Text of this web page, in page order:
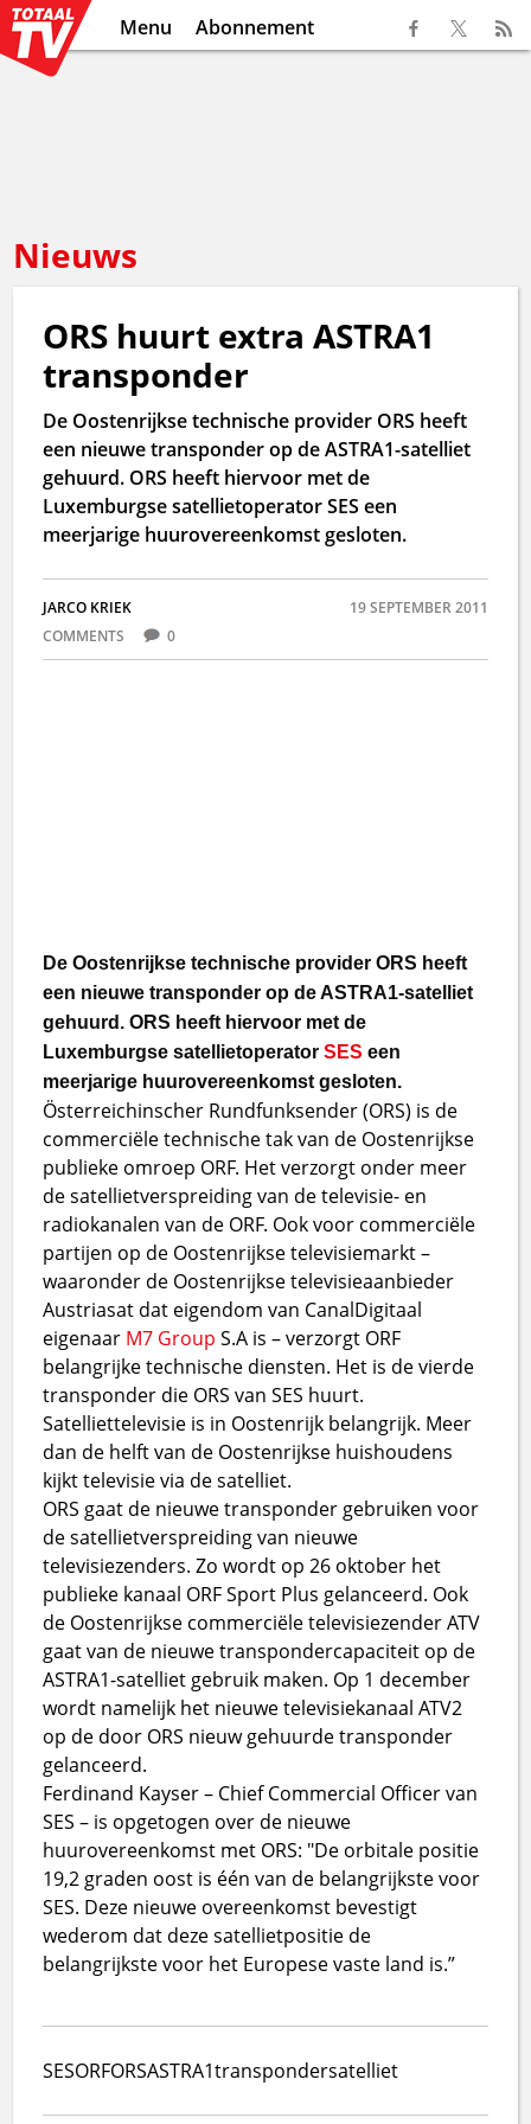
Menu Abonnement
Nieuws
ORS huurt extra ASTRA1
transponder
De Oostenrijkse technische provider ORS heeft
een nieuwe transponder op de ASTRA1-satelliet
gehuurd. ORS heeft hiervoor met de
Luxemburgse satellietoperator SES een
meerjarige huurovereenkomst gesloten.
JARCO KRIEK
19 SEPTEMBER 2011
COMMENTS
0
De Oostenrijkse technische provider ORS heeft
een nieuwe transponder op de ASTRA1-satelliet
gehuurd. ORS heeft hiervoor met de
Luxemburgse satellietoperatorSES een
meerjarige huurovereenkomst gesloten.
Österreichinscher Rundfunksender (ORS) is de
commerciële technische tak van de Oostenrijkse
publieke omroep ORF. Het verzorgt onder meer
de satellietverspreiding van de televisie- en
radiokanalen van de ORF. Ook voor commerciële
partijen op de Oostenrijkse televisiemarkt –
waaronder de Oostenrijkse televisieaanbieder
Austriasat dat eigendom van CanalDigitaal
eigenaar M7 Group S.A is – verzorgt ORF
belangrijke technische diensten. Het is de vierde
transponder die ORS van SES huurt.
Satelliettelevisie is in Oostenrijk belangrijk. Meer
dan de helft van de Oostenrijkse huishoudens
kijkt televisie via de satelliet.
ORS gaat de nieuwe transponder gebruiken voor
de satellietverspreiding van nieuwe
televisiezenders. Zo wordt op 26 oktober het
publieke kanaal ORF Sport Plus gelanceerd. Ook
de Oostenrijkse commerciële televisiezender ATV
gaat van de nieuwe transpondercapaciteit op de
ASTRA1-satelliet gebruik maken. Op 1 december
wordt namelijk het nieuwe televisiekanaal ATV2
op de door ORS nieuw gehuurde transponder
gelanceerd.
Ferdinand Kayser – Chief Commercial Officer van
SES – is opgetogen over de nieuwe
huurovereenkomst met ORS: "De orbitale positie
19,2 graden oost is één van de belangrijkste voor
SES. Deze nieuwe overeenkomst bevestigt
wederom dat deze satellietpositie de
belangrijkste voor het Europese vaste land is.”
SESORFORSASTRA1transpondersatelliet